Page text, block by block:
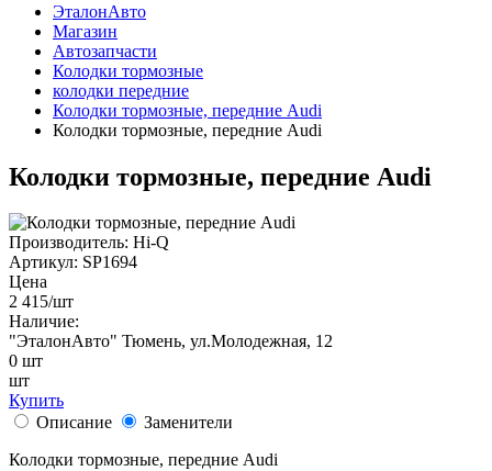
ЭталонАвто
Магазин
Автозапчасти
Колодки тормозные
колодки передние
Колодки тормозные, передние Audi
Колодки тормозные, передние Audi
Колодки тормозные, передние Audi
Производитель: Hi-Q
Артикул: SP1694
Цена
2 415/шт
Наличие:
"ЭталонАвто" Тюмень, ул.Молодежная, 12
0 шт
шт
Купить
Описание
Заменители
Колодки тормозные, передние Audi